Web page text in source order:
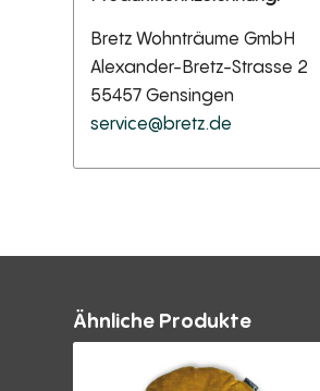
Bretz Wohnträume GmbH
Alexander-Bretz-Strasse 2
55457 Gensingen
service@bretz.de
Ähnliche Produkte